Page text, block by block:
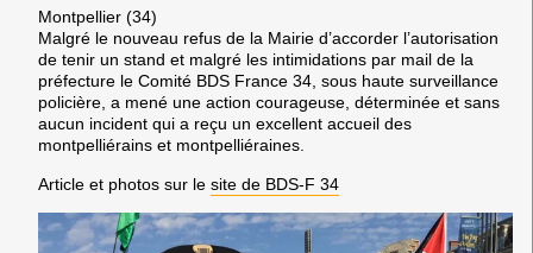
Montpellier (34)
Malgré le nouveau refus de la Mairie d’accorder l’autorisation
de tenir un stand et malgré les intimidations par mail de la
préfecture le Comité BDS France 34, sous haute surveillance
policière, a mené une action courageuse, déterminée et sans
aucun incident qui a reçu un excellent accueil des
montpelliérains et montpelliéraines.
Article et photos sur le site de BDS-F 34